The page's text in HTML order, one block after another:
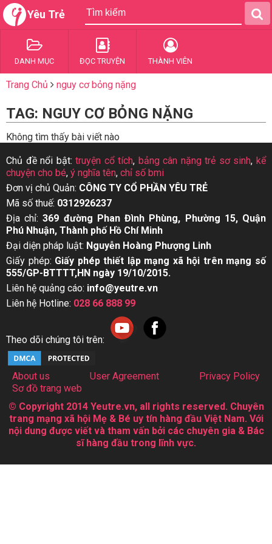
Yêu Trẻ
DANH MỤC ĐỌC TRUYỆN THÀNH VIÊN
Trang Chủ nguy cơ bỏng nặng
TAG: NGUY CƠ BỎNG NẶNG
Không tìm thấy bài viết nào
Chủ đề nổi bật:truyện cổ tích, bảng cân nặng trẻ sơ sinh,kể
chuyện cho bé, ý nghĩa tên, chỉ số bmi
Đơn vị chủ Quản: CÔNG TY CỔ PHẦN YÊU TRẺ
Mã số thuế: 0312926237
Địa chỉ:369 đường Phan Đình Phùng, Phường 15, Quận
Phú Nhuận, Thành phố Hồ Chí Minh
Đại diện pháp luật: Nguyễn Hoàng Phượng Linh
Giấy phép: Giấy phép thiết lập mạng xã hội trên mạng số
555/GP-BTTTT,HN ngày 19/10/2015.
Liên hệ quảng cáo: info@yeutre.vn
Liên hệ Hotline: 028 66 888 99
Theo dõi chúng tôi trên:
About us User Agreement
Privacy Policy
Sơ đồ trang web
© Copyright 2014 Yeutre.vn, all rights reserved. Chuyên
trang mạng xã hội Mẹ & Bé uy tín hàng đầu Việt Nam. Với
nội dung được viết và tham vấn bởi các chuyên gia & Bác
sĩ hàng đầu trong lĩnh vực.